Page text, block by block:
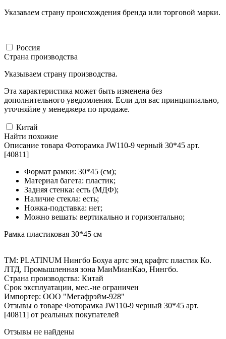
Указаваем страну происхождения бренда или торговой марки.
Россия
Страна производства
Указываем страну производства.
Эта характеристика может быть изменена без
дополнительного уведомления. Если для вас принципиально,
уточняйие у менеджера по продаже.
Китай
Найти похожие
Описание товара Фоторамка JW110-9 черный 30*45 арт.
[40811]
Формат рамки: 30*45 (см);
Материал багета: пластик;
Задняя стенка: есть (МДФ);
Наличие стекла: есть;
Ножка-подставка: нет;
Можно вешать: вертикально и горизонтально;
Рамка пластиковая 30*45 см
ТМ: PLATINUM Нингбо Бохуа артс энд крафтс пластик Ко.
ЛТД, Промышленная зона МаиМианКао, Нингбо.
Страна производства: Китай
Срок эксплуатации, мес.-не ограничен
Импортер: ООО "Мегафрэйм-928"
Отзывы о товаре Фоторамка JW110-9 черный 30*45 арт.
[40811] от реальных покупателей
Отзывы не найдены